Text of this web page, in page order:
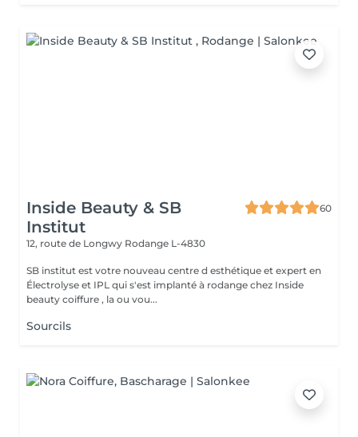
Inside Beauty & SB
Institut
60
12, route de Longwy Rodange L-4830
SB institut est votre nouveau centre d esthétique et expert en
Électrolyse et IPL qui s'est implanté à rodange chez Inside
beauty coiffure , la ou vou...
Sourcils